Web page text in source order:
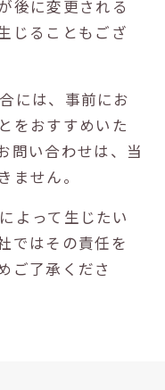
後に変更される
じることもござ
には、事前にお
をおすすめいた
問い合わせは、当
ません。
よって生じたい
ではその責任を
ご了承くださ